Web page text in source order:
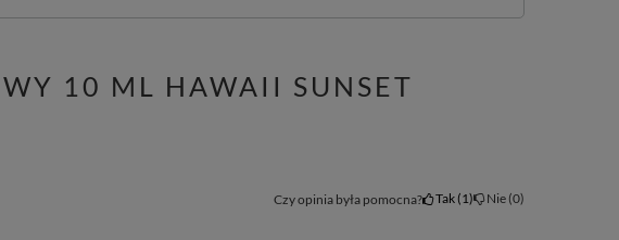
10 ML HAWAII SUNSET
Czy opinia była pomocna? Tak 1 Nie 0